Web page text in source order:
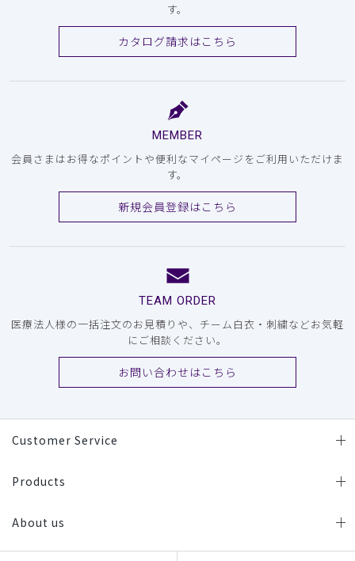
す。
カタログ請求はこちら
MEMBER
会員さまはお得なポイントや便利なマイページをご利用いただけま
す。
新規会員登録はこちら
TEAM ORDER
医療法人様の一括注文のお見積りや、チーム白衣・刺繍などお気軽
にご相談ください。
お問い合わせはこちら
Customer Service
Products
About us